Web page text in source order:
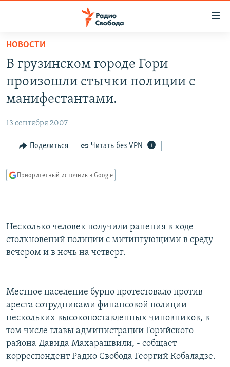
упрощенного
доступа
основному
Вернутся
Вернутся
ПОДКАСТЫ
АВТОРСКИЕ ПРОЕКТЫ
МНЕНИЯ
КУЛЬТУРА
КАВКАЗ.РЕАЛИИ
СИБИРЬ.РЕАЛИИ
РАСПИСАНИЕ ВЕЩАНИЯ
ПОДПИШИТЕСЬ НА РАССЫЛКУ
Все сайты РСЕ/РС
НОВОСТИ
В грузинском городе Гори
произошли стычки полиции с
манифестантами.
13 сентября 2007
Поделиться Читать без VPN
Приоритетный источник в Google
Несколько человек получили ранения в ходе
столкновений полиции с митингующими в среду
вечером и в ночь на четверг.
Местное население бурно протестовало против
ареста сотрудниками финансовой полиции
нескольких высокопоставленных чиновников, в
том числе главы администрации Горийского
района Давида Махарашвили, - собщает
корреспондент Радио Свобода Георгий Кобаладзе.